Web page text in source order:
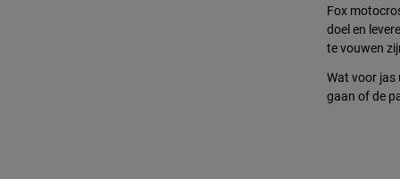
Fox
doel en
te vouwen
Wat voor jas
gaan of de